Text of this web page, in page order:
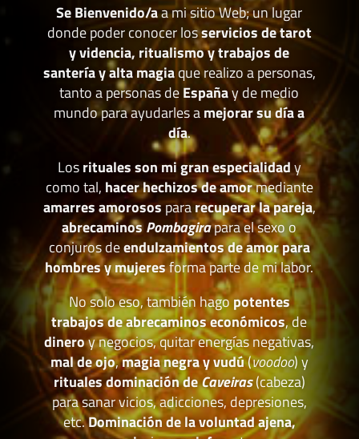
Se Bienvenido/aa mi sitio Web; un lugar
donde poder conocer losservicios de tarot
y videncia, ritualismo y trabajos de
santería y alta magiaque realizo a personas,
tanto a personas deEspañay de medio
mundo para ayudarles amejorar su día a
día.
Losrituales son mi gran especialidady
como tal, hacer hechizos de amormediante
amarres amorosospararecuperar la pareja,
abrecaminosPombagirapara el sexo o
conjuros deendulzamientos de amor para
hombres y mujeresforma parte de mi labor.
No solo eso, también hagopotentes
trabajos de abrecaminos económicos, de
dineroy negocios, quitar energías negativas,
mal de ojo,magia negra y vudú(voodoo) y
rituales dominación deCaveiras(cabeza)
para sanar vicios, adicciones, depresiones,
etc.Dominación de la voluntad ajena,